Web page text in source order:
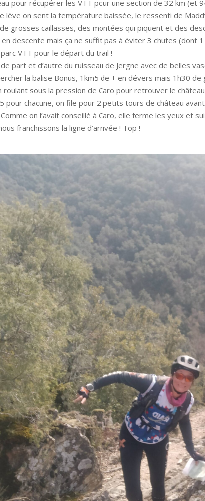
pour récupérer les VTT pour une section de 32 km (et
lève on sent la température baissée, le ressenti de
grosses caillasses, des montées qui piquent et des
descente mais ça ne suffit pas à éviter 3 chutes (dont
VTT pour le départ du trail !
part et d’autre du ruisseau de Jergne avec de belles
la balise Bonus, 1km5 de + en dévers mais 1h30
roulant sous la pression de Caro pour retrouver le
pour chacune, on file pour 2 petits tours de château
on l’avait conseillé à Caro, elle ferme les yeux et
franchissons la ligne d’arrivée ! Top !